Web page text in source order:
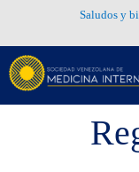
Saludos y